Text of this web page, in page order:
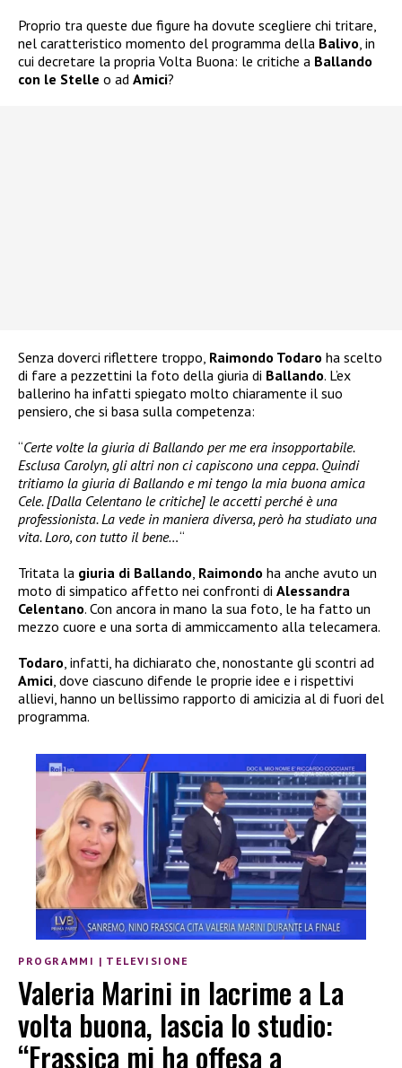
Proprio tra queste due figure ha dovute scegliere chi tritare,
nel caratteristico momento del programma della Balivo, in
cui decretare la propria Volta Buona: le critiche a Ballando
con le Stelle o ad Amici?
Senza doverci riflettere troppo, Raimondo Todaro ha scelto
di fare a pezzettini la foto della giuria di Ballando. L’ex
ballerino ha infatti spiegato molto chiaramente il suo
pensiero, che si basa sulla competenza:
“Certe volte la giuria di Ballando per me era insopportabile.
Esclusa Carolyn, gli altri non ci capiscono una ceppa. Quindi
tritiamo la giuria di Ballando e mi tengo la mia buona amica
Cele. [Dalla Celentano le critiche] le accetti perché è una
professionista. La vede in maniera diversa, però ha studiato una
vita. Loro, con tutto il bene…“
Tritata la giuria di Ballando, Raimondo ha anche avuto un
moto di simpatico affetto nei confronti di Alessandra
Celentano. Con ancora in mano la sua foto, le ha fatto un
mezzo cuore e una sorta di ammiccamento alla telecamera.
Todaro, infatti, ha dichiarato che, nonostante gli scontri ad
Amici, dove ciascuno difende le proprie idee e i rispettivi
allievi, hanno un bellissimo rapporto di amicizia al di fuori del
programma.
PROGRAMMI | TELEVISIONE
Valeria Marini in lacrime a La
volta buona, lascia lo studio:
“Frassica mi ha offesa a